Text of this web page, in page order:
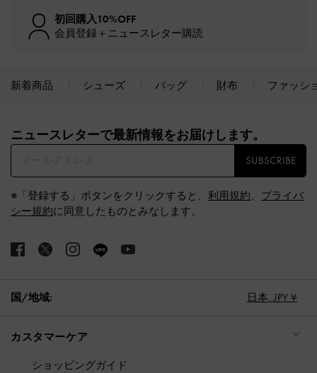
初回購入10%OFF
会員登録＋ニュースレター購読
新着商品 シューズ バッグ 財布 ファッシ
ニュースレターで最新情報をお届けします。​
SUBSCRIBE
※「登録する」ボタンをクリックすると、 利用規約、 プライバ
シー規約に同意したものとみなします。
国/地域: 日本, JPY ¥
カスタマーケア
ショッピングガイド